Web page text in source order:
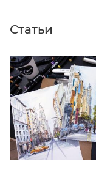
Статьи